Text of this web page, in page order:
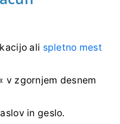
ali spletno mest
v zgornjem desnem
in geslo.